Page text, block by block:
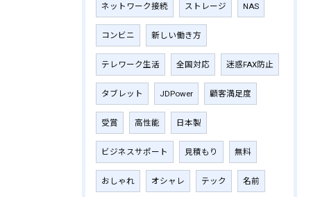
ネットワーク接続 ストレージ NAS
コンビニ 新しい働き方
テレワーク生活 全国対応 迷惑FAX防止
タブレット JDPower 顧客満足度
受賞 高性能 日本製
ビジネスサポート 見積もり 無料
おしゃれ オシャレ テック 名前